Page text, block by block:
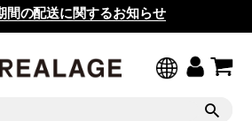
間の配送に関するお知らせ